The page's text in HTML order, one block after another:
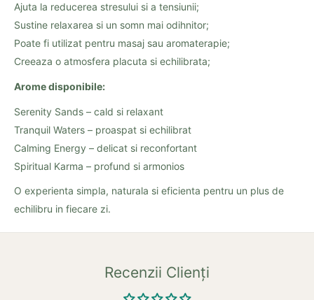
Ajuta la reducerea stresului si a tensiunii;
Sustine relaxarea si un somn mai odihnitor;
Poate fi utilizat pentru masaj sau aromaterapie;
Creeaza o atmosfera placuta si echilibrata;
Arome disponibile:
Serenity Sands – cald si relaxant
Tranquil Waters – proaspat si echilibrat
Calming Energy – delicat si reconfortant
Spiritual Karma – profund si armonios
O experienta simpla, naturala si eficienta pentru un plus de
echilibru in fiecare zi.
Recenzii Clienți